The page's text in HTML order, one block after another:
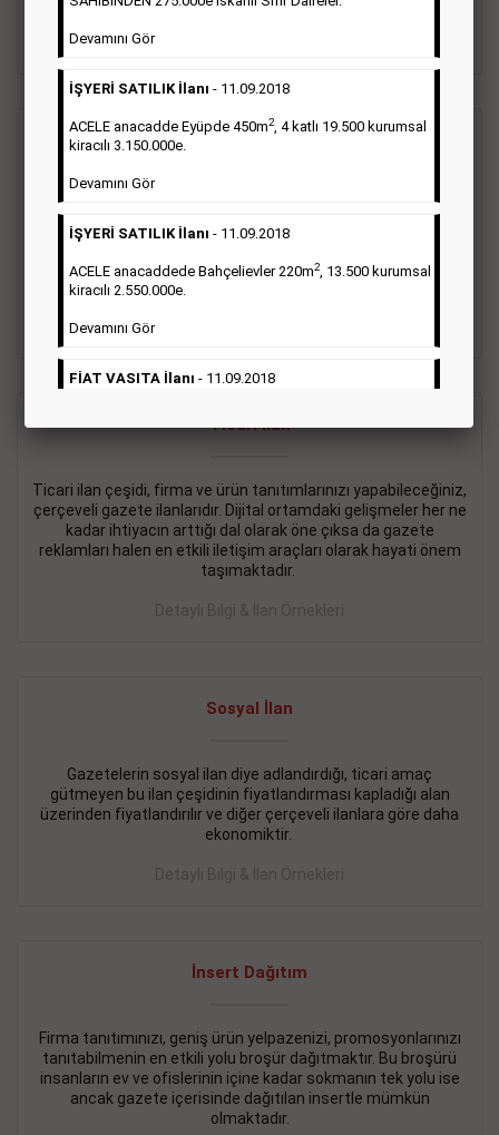
Detaylı Bilgi & İlan Örnekleri
Vasıta İlanı
Sarı sayfa ilanlar alım- satım, duyuru, mini reklam şeklinde
ifade edilebilen ilanlardır. Gazetelerin tirajını önemli ölçüde
etkilerler ve gazete gelirlerinin de önemli bir bölümünü
oluştururlar.Sabah sarı sayfa eleman ilanlarında 6 kelime
sayısı şartı aranmamaktadır.
Detaylı Bilgi & İlan Örnekleri
Ticari İlan
Ticari ilan çeşidi, firma ve ürün tanıtımlarınızı yapabileceğiniz,
çerçeveli gazete ilanlarıdır. Dijital ortamdaki gelişmeler her ne
kadar ihtiyacın arttığı dal olarak öne çıksa da gazete
reklamları halen en etkili iletişim araçları olarak hayati önem
taşımaktadır.
Detaylı Bilgi & İlan Örnekleri
Sosyal İlan
Gazetelerin sosyal ilan diye adlandırdığı, ticari amaç
gütmeyen bu ilan çeşidinin fiyatlandırması kapladığı alan
üzerinden fiyatlandırılır ve diğer çerçeveli ilanlara göre daha
ekonomiktir.
Detaylı Bilgi & İlan Örnekleri
İnsert Dağıtım
Firma tanıtımınızı, geniş ürün yelpazenizi, promosyonlarınızı
tanıtabilmenin en etkili yolu broşür dağıtmaktır. Bu broşürü
insanların ev ve ofislerinin içine kadar sokmanın tek yolu ise
ancak gazete içerisinde dağıtılan insertle mümkün
olmaktadır.
Devamını Gör
İŞYERİ SATILIK İlanı - 11.09.2018
ACELE anacadde Eyüpde 450m2, 4 katlı 19.500 kurumsal
kiracılı 3.150.000e.
Devamını Gör
İŞYERİ SATILIK İlanı - 11.09.2018
ACELE anacaddede Bahçelievler 220m2, 13.500 kurumsal
kiracılı 2.550.000e.
Devamını Gör
FİAT VASITA İlanı - 11.09.2018
2.800.000e kurumsal mağaza.
BAKIRKÖY SATILIK İlanı- 11.09.2018
KARTALTEPEde kelepir 2+ 1 satılık daire
İŞYERİ KİRALIK İlanı - 11.09.2018
BEYLİKDÜZÜ Kavaklıda 4 katlı bina
DEVREMÜLK KİRALIK İlanı- 11.09.2018
SİNYE Tekstile Şoförlüğü olan 35 yaşını aşmamış, Depo
elemanı alınacaktır. Osmanbey, Şişli